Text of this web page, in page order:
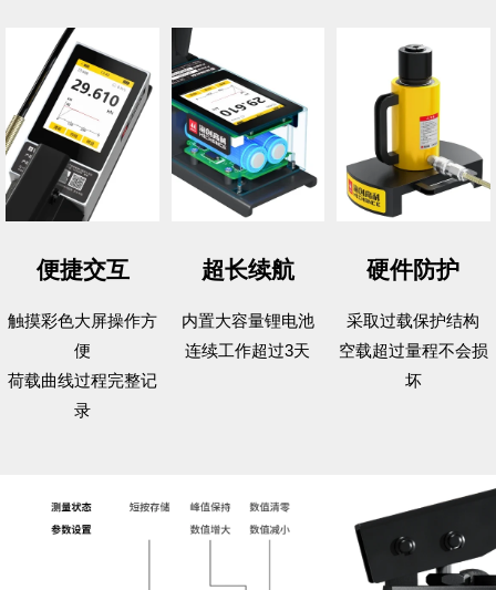
便捷交互
触摸彩色大屏操作方
便
荷载曲线过程完整记
录
超长续航
内置大容量锂电池
连续工作超过3天
硬件防护
采取过载保护结构
空载超过量程不会损
坏